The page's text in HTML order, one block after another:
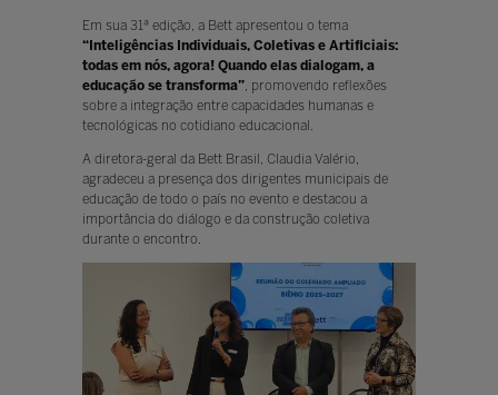
Em sua 31ª edição, a Bett apresentou o tema
“Inteligências Individuais, Coletivas e Artificiais:
todas em nós, agora! Quando elas dialogam, a
educação se transforma”, promovendo reflexões
sobre a integração entre capacidades humanas e
tecnológicas no cotidiano educacional.
A diretora-geral da Bett Brasil, Claudia Valério,
agradeceu a presença dos dirigentes municipais de
educação de todo o país no evento e destacou a
importância do diálogo e da construção coletiva
durante o encontro.